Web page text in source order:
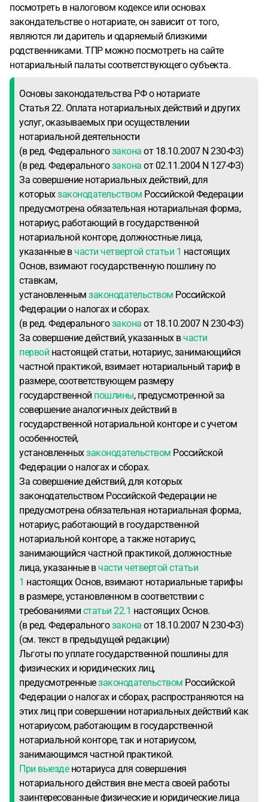
посмотреть в налоговом кодексе или основах
закондательстве о нотариате, он зависит от того,
являются ли даритель и одаряемый близкими
родственниками. ТПР можно посмотреть на сайте
нотариальный палаты соответствующего субъекта.
Основы законодательства РФ о нотариате
Статья 22. Оплата нотариальных действий и других
услуг, оказываемых при осуществлении
нотариальной деятельности
(в ред. Федеральногозакона от 18.10.2007 N 230-ФЗ)
(в ред. Федеральногозакона от 02.11.2004 N 127-ФЗ)
За совершение нотариальных действий, для
которыхзаконодательством Российской Федерации
предусмотрена обязательная нотариальная форма,
нотариус, работающий в государственной
нотариальной конторе, должностные лица,
указанные вчасти четвертой статьи 1 настоящих
Основ, взимают государственную пошлину по
ставкам,
установленным законодательством Российской
Федерации о налогах и сборах.
(в ред. Федеральногозакона от 18.10.2007 N 230-ФЗ)
За совершение действий, указанных вчасти
первой настоящей статьи, нотариус, занимающийся
частной практикой, взимает нотариальный тариф в
размере, соответствующем размеру
государственной пошлины, предусмотренной за
совершение аналогичных действий в
государственной нотариальной конторе и с учетом
особенностей,
установленныхзаконодательством Российской
Федерации о налогах и сборах.
За совершение действий, для которых
законодательством Российской Федерации не
предусмотрена обязательная нотариальная форма,
нотариус, работающий в государственной
нотариальной конторе, а также нотариус,
занимающийся частной практикой, должностные
лица, указанные вчасти четвертой статьи
1 настоящих Основ, взимают нотариальные тарифы
в размере, установленном в соответствии с
требованиями статьи 22.1 настоящих Основ.
(в ред. Федеральногозакона от 18.10.2007 N 230-ФЗ)
(см. текст в предыдущей редакции)
Льготы по уплате государственной пошлины для
физических и юридических лиц,
предусмотренныезаконодательством Российской
Федерации о налогах и сборах, распространяются на
этих лиц при совершении нотариальных действий как
нотариусом, работающим в государственной
нотариальной конторе, так и нотариусом,
занимающимся частной практикой.
При выезденотариуса для совершения
нотариального действия вне места своей работы
заинтересованные физические и юридические лица